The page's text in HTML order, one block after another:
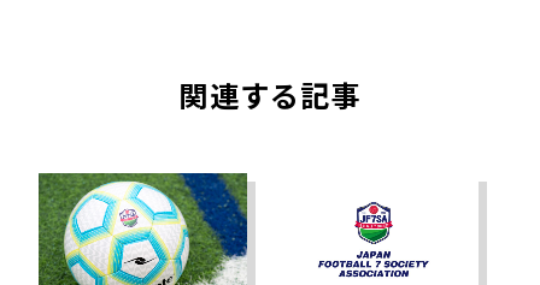
関連する記事